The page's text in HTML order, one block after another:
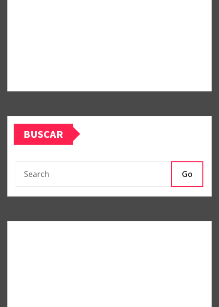
BUSCAR
Go